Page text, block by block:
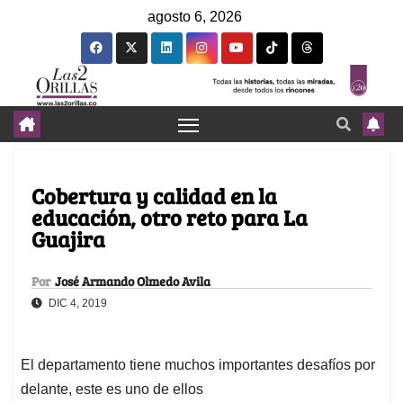
agosto 6, 2026
Cobertura y calidad en la
educación, otro reto para La
Guajira
Por José Armando Olmedo Avila
DIC 4, 2019
El departamento tiene muchos importantes desafíos por
delante, este es uno de ellos